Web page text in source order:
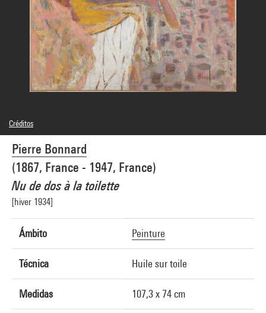
Pierre Bonnard
(1867, France - 1947, France)
Nu de dos à la toilette
[hiver 1934]
Ámbito Peinture
Técnica Huile sur toile
Medidas 107,3 x 74 cm
Créditos
Domaine public
Créditos fotográficos : Centre Pompidou, MNAM-CCI/Bertrand Prévost/Dist.
GrandPalaisRmn
Referencia de la imagen : 4Y06785
Difusión de la imagen :GrandPalaisRmnPhoto